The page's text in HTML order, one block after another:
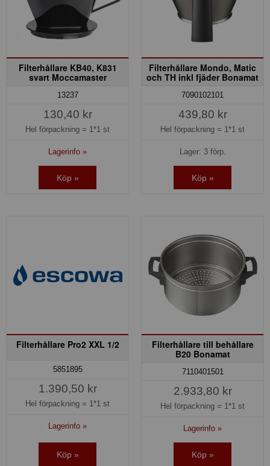
Filterhållare KB40, K831
svart Moccamaster
13237
130,40 kr
Hel förpackning = 1*1 st
Lagerinfo »
Köp »
Filterhållare Mondo, Matic
och TH inkl fjäder Bonamat
7090102101
439,80 kr
Hel förpackning = 1*1 st
Lager: 3 förp.
Köp »
Filterhållare Pro2 XXL 1/2
5851895
1.390,50 kr
Hel förpackning = 1*1 st
Lagerinfo »
Köp »
Filterhållare till behållare
B20 Bonamat
7110401501
2.933,80 kr
Hel förpackning = 1*1 st
Lagerinfo »
Köp »